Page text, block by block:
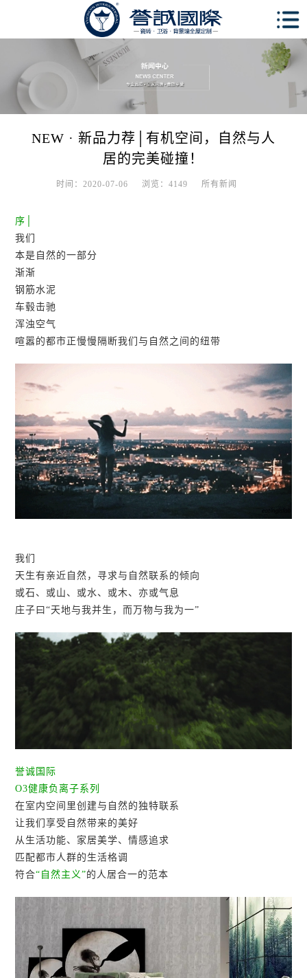
NEW · 新品力荐│有机空间，自然与人
居的完美碰撞！
时间：2020-07-06 浏览：4149 所有新闻
序│
我们
本是自然的一部分
渐渐
钢筋水泥
车毂击驰
浑浊空气
喧嚣的都市正慢慢隔断我们与自然之间的纽带
我们
天生有亲近自然，寻求与自然联系的倾向
或石、或山、或水、或木、亦或气息
庄子曰“天地与我并生，而万物与我为一”
誉诚国际
O3健康负离子系列
在室内空间里创建与自然的独特联系
让我们享受自然带来的美好
从生活功能、家居美学、情感追求
匹配都市人群的生活格调
符合“自然主义”的人居合一的范本